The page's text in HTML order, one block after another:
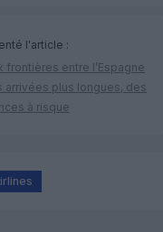
l'article :
frontières entre l’Espagne
arrivées plus longues, des
à risque